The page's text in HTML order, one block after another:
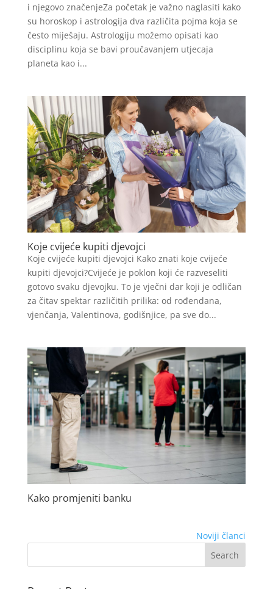
i njegovo značenjeZa početak je važno naglasiti kako
su horoskop i astrologija dva različita pojma koja se
često miješaju. Astrologiju možemo opisati kao
disciplinu koja se bavi proučavanjem utjecaja
planeta kao i...
Koje cvijeće kupiti djevojci
Koje cvijeće kupiti djevojci Kako znati koje cvijeće
kupiti djevojci?Cvijeće je poklon koji će razveseliti
gotovo svaku djevojku. To je vječni dar koji je odličan
za čitav spektar različitih prilika: od rođendana,
vjenčanja, Valentinova, godišnjice, pa sve do...
Kako promjeniti banku
Noviji članci